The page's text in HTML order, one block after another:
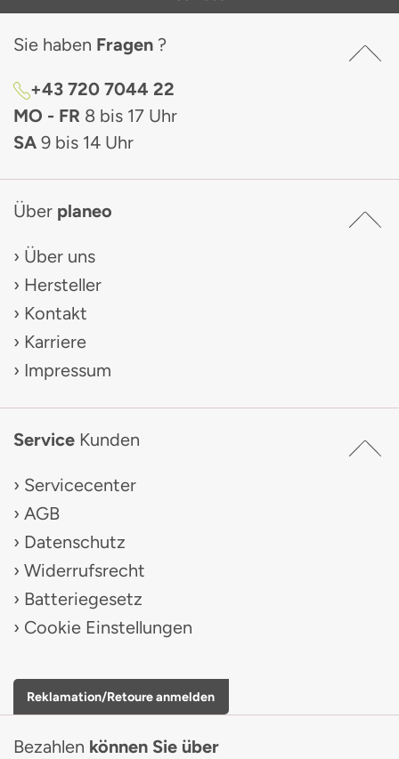
Sie haben Fragen ?
+43 720 7044 22
MO - FR 8 bis 17 Uhr
SA 9 bis 14 Uhr
Über planeo
Über uns
Hersteller
Kontakt
Karriere
Impressum
Service Kunden
Servicecenter
AGB
Datenschutz
Widerrufsrecht
Batteriegesetz
Cookie Einstellungen
Reklamation/Retoure anmelden
Bezahlen können Sie über